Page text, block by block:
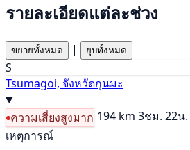
รายละเอียดแต่ละช่วง
ขยายทั้งหมด | ยุบทั้งหมด
S
Tsumagoi, จังหวัดกุนมะ
ความเสี่ยงสูงมาก 194 km 3ชม. 22น.
เหตุการณ์